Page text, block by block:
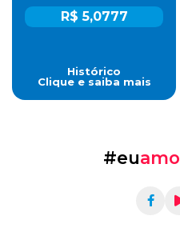
R$ 5,0777
Histórico
Clique e saiba mais
#euamo